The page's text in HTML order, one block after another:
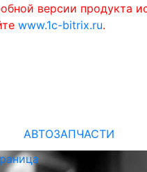
версии продукта
www.1c-bitrix.ru.
АВТОЗАПЧАСТИ